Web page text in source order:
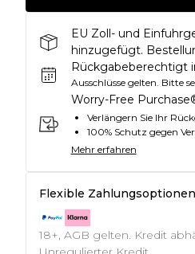
EU Zoll- und
hinzugefügt.
Rückgabeberechtigt
Ausschlüsse gelten. Bitte
Worry-Free
Verlängern Sie Ihr
100% Schutz gegen
Mehr erfahren
Flexible
18+, AGB gelten. Kredit